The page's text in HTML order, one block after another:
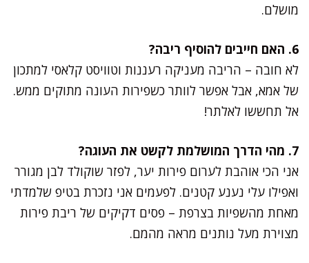
מושלם.
6. האם חייבים להוסיף ריבה?
לא חובה – הריבה מעניקה רעננות וטוויסט קלאסי למתכון
של אמא, אבל אפשר לוותר כשפירות העונה מתוקים ממש.
אל תחששו לאלתר!
7. מהי הדרך המושלמת לקשט את העוגה?
אני הכי אוהבת לערום פירות יער, לפזר שוקולד לבן מגורר
ואפילו עלי נענע קטנים. לפעמים אני נזכרת בטיפ שלמדתי
מאחת מהשפיות בצרפת – פסים דקיקים של ריבת פירות
מצוירת מעל נותנים מראה מהמם.